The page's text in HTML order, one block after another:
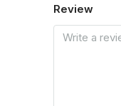
Review